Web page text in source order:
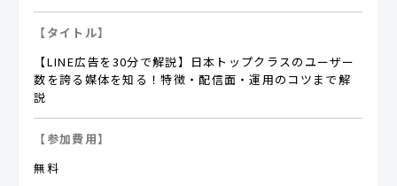
【タイトル】
【LINE広告を30分で解説】日本トップクラスのユーザー
数を誇る媒体を知る！特徴・配信面・運用のコツまで解
説
【参加費用】
無料